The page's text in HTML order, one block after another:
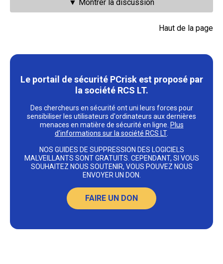
▼ Montrer la discussion
Haut de la page
Le portail de sécurité PCrisk est proposé par
la société RCS LT.
Des chercheurs en sécurité ont uni leurs forces pour
sensibiliser les utilisateurs d'ordinateurs aux dernières
menaces en matière de sécurité en ligne. Plus
d'informations sur la société RCS LT.
NOS GUIDES DE SUPPRESSION DES LOGICIELS
MALVEILLANTS SONT GRATUITS. CEPENDANT, SI VOUS
SOUHAITEZ NOUS SOUTENIR, VOUS POUVEZ NOUS
ENVOYER UN DON.
FAIRE UN DON